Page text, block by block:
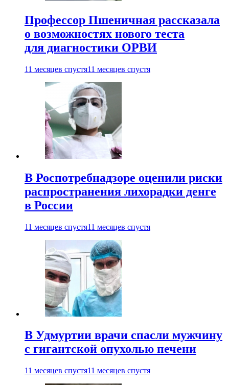
Профессор Пшеничная рассказала
о возможностях нового теста
для диагностики ОРВИ
11 месяцев спустя11 месяцев спустя
В Роспотребнадзоре оценили риски
распространения лихорадки денге
в России
11 месяцев спустя11 месяцев спустя
В Удмуртии врачи спасли мужчину
с гигантской опухолью печени
11 месяцев спустя11 месяцев спустя